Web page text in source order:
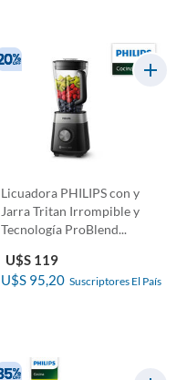
Licuadora PHILIPS con y
Jarra Tritan Irrompible y
Tecnología ProBlend...
U$S 119
U$S 95,20 Suscriptores El País